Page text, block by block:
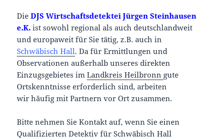
DieDJS Wirtschaftsdetektei Jürgen Steinhausen
e.K. ist sowohl regional als auch deutschlandweit
und europaweit für Sie tätig, z.B. auch in
Schwäbisch Hall. Da für Ermittlungen und
Observationen außerhalb unseres direkten
Einzugsgebietes imLandkreis Heilbronn gute
Ortskenntnisse erforderlich sind, arbeiten
wir häufig mit Partnern vor Ort zusammen.
Bitte nehmen Sie Kontakt auf, wenn Sie einen
Qualifizierten Detektiv für Schwäbisch Hall